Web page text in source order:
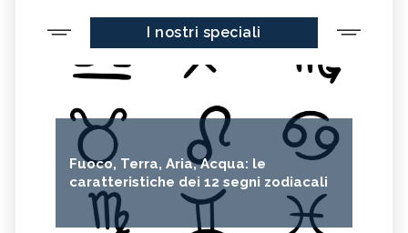
I nostri speciali
Fuoco, Terra, Aria, Acqua: le
caratteristiche dei 12 segni zodiacali